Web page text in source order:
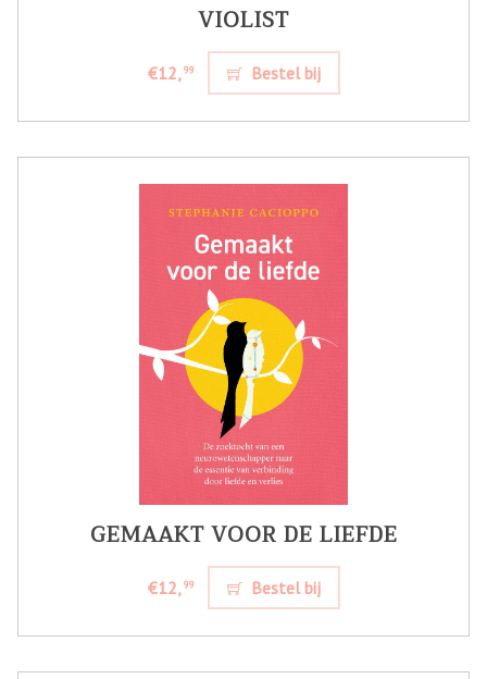
VIOLIST
€12,99 Bestel bij
GEMAAKT VOOR DE LIEFDE
€12,99 Bestel bij